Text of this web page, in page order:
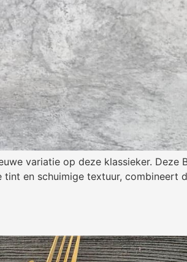
variatie op deze klassieker. Deze
en schuimige textuur, combineert